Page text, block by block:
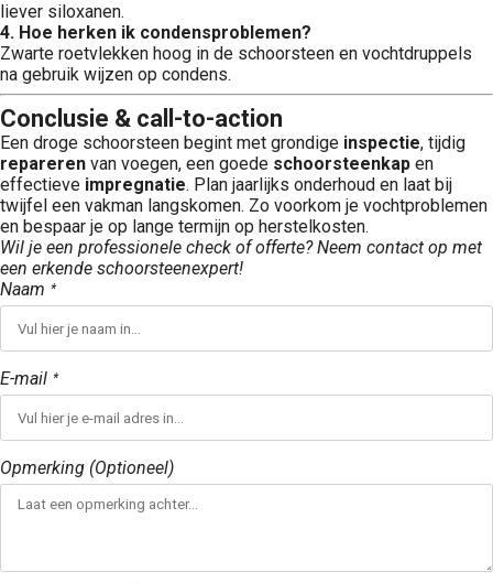
liever siloxanen.
4. Hoe herken ik condensproblemen?
Zwarte roetvlekken hoog in de schoorsteen en vochtdruppels
na gebruik wijzen op condens.
Conclusie & call-to-action
Een droge schoorsteen begint met grondige inspectie, tijdig
repareren van voegen, een goede schoorsteenkap en
effectieve impregnatie. Plan jaarlijks onderhoud en laat bij
twijfel een vakman langskomen. Zo voorkom je vochtproblemen
en bespaar je op lange termijn op herstelkosten.
Wil je een professionele check of offerte? Neem contact op met
een erkende schoorsteenexpert!
Naam *
E-mail *
Opmerking (Optioneel)